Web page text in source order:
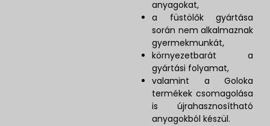
anyagokat,
a füstölők gyártása
során nem alkalmaznak
gyermekmunkát,
környezetbarát a
gyártási folyamat,
valamint a Goloka
termékek csomagolása
is újrahasznosítható
anyagokból készül.